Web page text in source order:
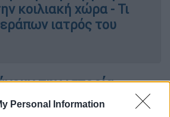
Personal Information
κοιλιακή χώρα - Τι
ιατρός του
την ιστορία»
από την αρχή πως